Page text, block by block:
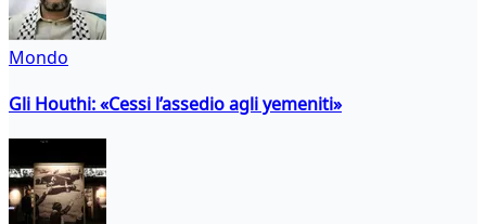
Mondo
Gli Houthi: «Cessi l’assedio agli yemeniti»